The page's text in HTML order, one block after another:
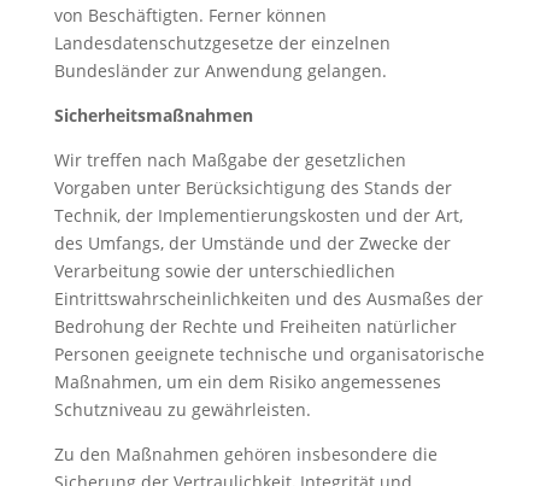
von Beschäftigten. Ferner können
Landesdatenschutzgesetze der einzelnen
Bundesländer zur Anwendung gelangen.
Sicherheitsmaßnahmen
Wir treffen nach Maßgabe der gesetzlichen
Vorgaben unter Berücksichtigung des Stands der
Technik, der Implementierungskosten und der Art,
des Umfangs, der Umstände und der Zwecke der
Verarbeitung sowie der unterschiedlichen
Eintrittswahrscheinlichkeiten und des Ausmaßes der
Bedrohung der Rechte und Freiheiten natürlicher
Personen geeignete technische und organisatorische
Maßnahmen, um ein dem Risiko angemessenes
Schutzniveau zu gewährleisten.
Zu den Maßnahmen gehören insbesondere die